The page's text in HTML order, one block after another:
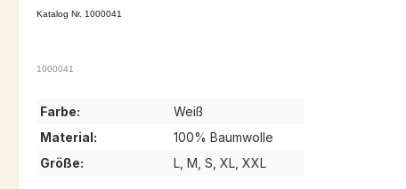
Katalog Nr. 1000041
1000041
Farbe:
Weiß
Material:
100% Baumwolle
Größe:
L, M, S, XL, XXL